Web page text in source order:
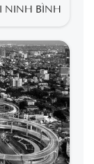
NINH BÌNH